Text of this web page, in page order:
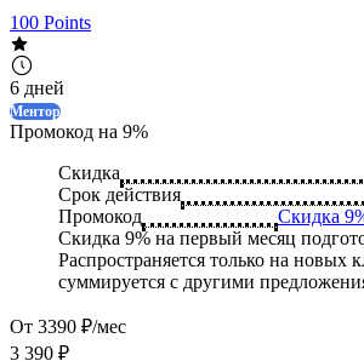
100 Points
6 дней
Ментор
Промокод на 9%
Скидка
Срок действия
Промокод
Скидка
Скидка 9% на первый месяц
Распространяется только на новых
суммируется с другими
От 3390 ₽/мес
3 390 ₽